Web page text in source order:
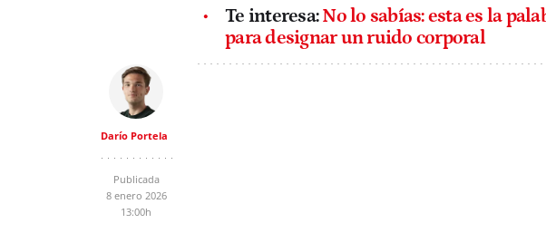
Te interesa:No lo sabías: esta es la
para designar un ruido corporal
Darío Portela
Publicada
8 enero 2026
13:00h